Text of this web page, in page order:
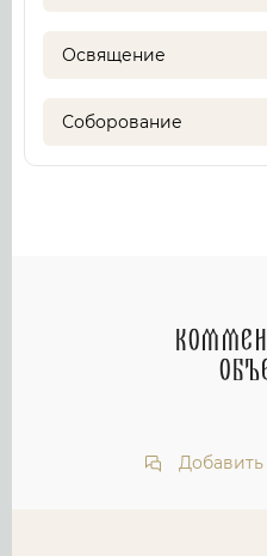
Освящение
Соборование